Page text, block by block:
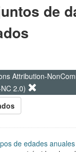
de
Attribution-
2.0)
de edades